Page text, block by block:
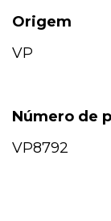
Origem
VP
Número de
VP8792